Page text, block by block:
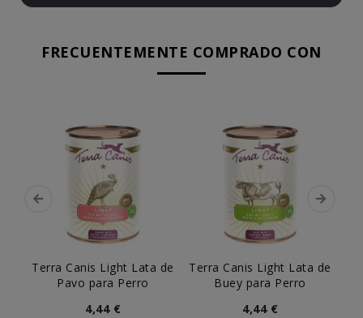
FRECUENTEMENTE COMPRADO CON
Terra Canis Light Lata de
Pavo para Perro
4,44 €
Terra Canis Light Lata de
Buey para Perro
4,44 €